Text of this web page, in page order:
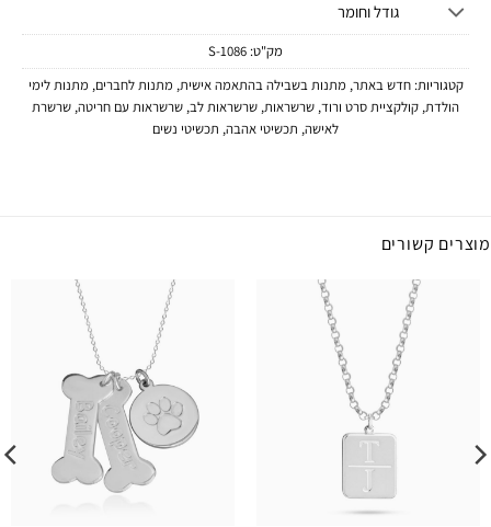
גודל וחומר
מק"ט: 1086-S
קטגוריות:חדש באתר, מתנות בשבילה בהתאמה אישית, מתנות לחברים, מתנות לימי
הולדת, קולקציית סרט ורוד, שרשראות, שרשראות לב, שרשראות עם חריטה, שרשרת
לאישה, תכשיטי אהבה, תכשיטי נשים
מוצרים קשורים